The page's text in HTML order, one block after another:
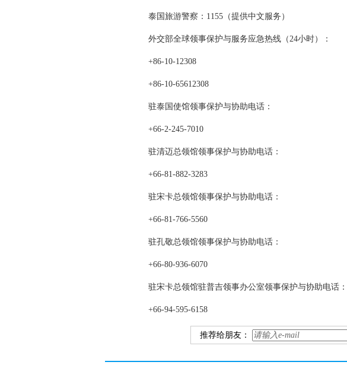
泰国旅游警察：1155（提供中文服务）
外交部全球领事保护与服务应急热线（24小时）：
+86-10-12308
+86-10-65612308
驻泰国使馆领事保护与协助电话：
+66-2-245-7010
驻清迈总领馆领事保护与协助电话：
+66-81-882-3283
驻宋卡总领馆领事保护与协助电话：
+66-81-766-5560
驻孔敬总领馆领事保护与协助电话：
+66-80-936-6070
驻宋卡总领馆驻普吉领事办公室领事保护与协助电话：
+66-94-595-6158
推荐给朋友：